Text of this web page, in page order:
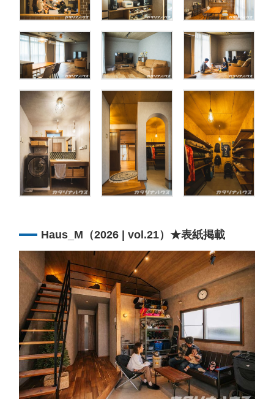
Haus_M（2026 | vol.21）★表紙掲載